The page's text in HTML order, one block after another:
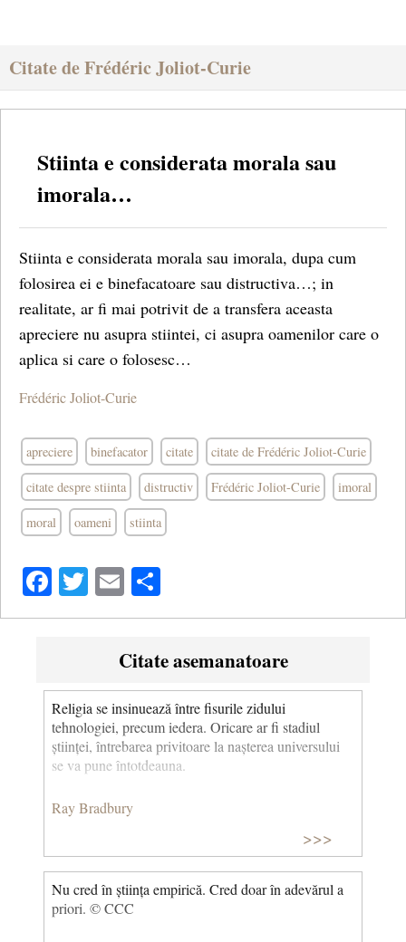
Citate de Frédéric Joliot-Curie
Stiinta e considerata morala sau
imorala…
Stiinta e considerata morala sau imorala, dupa cum
folosirea ei e binefacatoare sau distructiva…; in
realitate, ar fi mai potrivit de a transfera aceasta
apreciere nu asupra stiintei, ci asupra oamenilor care o
aplica si care o folosesc…
Frédéric Joliot-Curie
apreciere binefacator citate citate de Frédéric Joliot-Curie
citate despre stiinta distructiv Frédéric Joliot-Curie imoral
moral oameni stiinta
Facebook
Twitter
Email
Citate asemanatoare
Religia se insinuează între fisurile zidului
tehnologiei, precum iedera. Oricare ar fi stadiul
științei, întrebarea privitoare la nașterea universului
se va pune întotdeauna.
Ray Bradbury
>>>
Nu cred în știința empirică. Cred doar în adevărul a
priori. © CCC